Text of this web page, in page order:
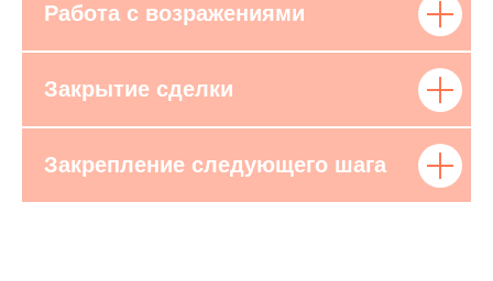
Работа с возражениями
Закрытие сделки
Закрепление следующего шага